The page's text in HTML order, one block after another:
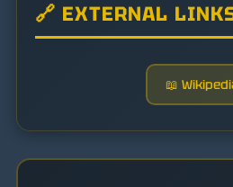
🔗 EXTERNAL
📖